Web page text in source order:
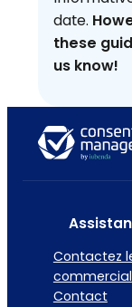
date.
these
us know!
Contactez
commercial
Contact